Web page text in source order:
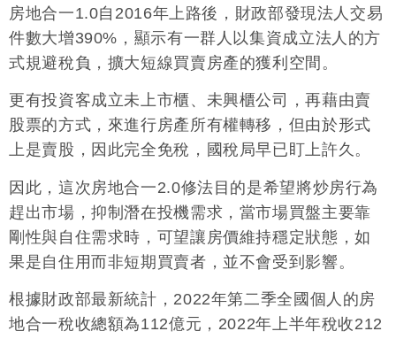
房地合一1.0自2016年上路後，財政部發現法人交易
件數大增390%，顯示有一群人以集資成立法人的方
式規避稅負，擴大短線買賣房產的獲利空間。
更有投資客成立未上市櫃、未興櫃公司，再藉由賣
股票的方式，來進行房產所有權轉移，但由於形式
上是賣股，因此完全免稅，國稅局早已盯上許久。
因此，這次房地合一2.0修法目的是希望將炒房行為
趕出市場，抑制潛在投機需求，當市場買盤主要靠
剛性與自住需求時，可望讓房價維持穩定狀態，如
果是自住用而非短期買賣者，並不會受到影響。
根據財政部最新統計，2022年第二季全國個人的房
地合一稅收總額為112億元，2022年上半年稅收212